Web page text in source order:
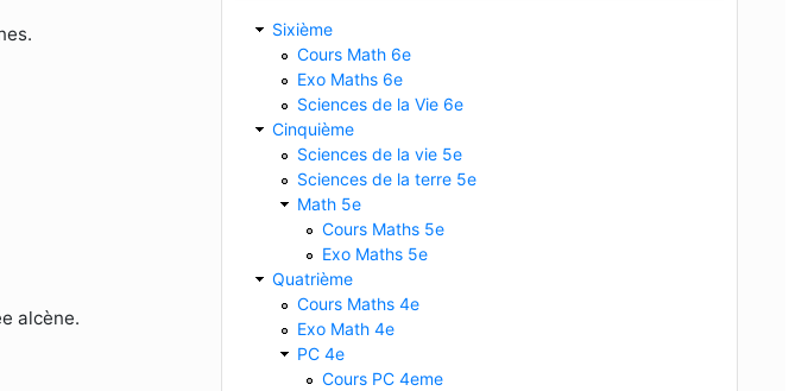
alcène.
Sixième
Cours Math 6e
Exo Maths 6e
Sciences de la Vie 6e
Cinquième
Sciences de la vie 5e
Sciences de la terre 5e
Math 5e
Cours Maths 5e
Exo Maths 5e
Quatrième
Cours Maths 4e
Exo Math 4e
PC 4e
Cours PC 4eme